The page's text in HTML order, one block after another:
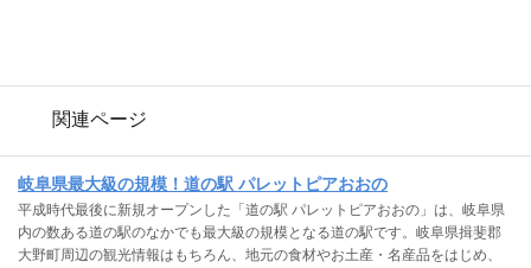
関連ページ
岐阜県最大級の規模！道の駅 パレットピアおおの
平成時代最後に新規オープンした「道の駅 パレットピアおおの」は、岐阜県
内の数ある道の駅のなかでも最大級の規模となる道の駅です。岐阜県揖斐郡
大野町周辺の観光情報はもちろん、地元の食材やお土産・名産品をはじめ、